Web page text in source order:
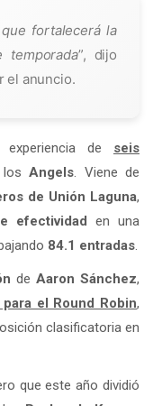
fortalecerá la
”, dijo
el anuncio.
de seis
losAngels. Viene de
de Unión Laguna,
efectividad en una
84.1 entradas.
de Aaron Sánchez,
para el Round Robin,
clasificatoria en
que este año dividió